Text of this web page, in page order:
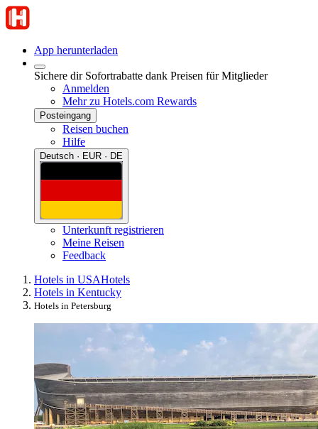
App herunterladen
Sichere dir Sofortrabatte dank Preisen für Mitglieder
Anmelden
Mehr zu Hotels.com Rewards
Posteingang
Reisen buchen
Hilfe
Deutsch · EUR · DE
Unterkunft registrieren
Meine Reisen
Feedback
Hotels in USAHotels
Hotels in Kentucky
Hotels in Petersburg